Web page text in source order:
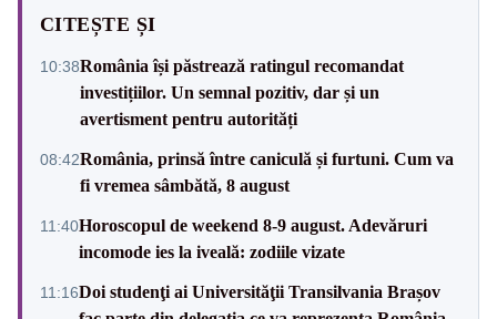
CITEȘTE ȘI
10:38România își păstrează ratingul recomandat
investițiilor. Un semnal pozitiv, dar și un
avertisment pentru autorități
08:42România, prinsă între caniculă și furtuni. Cum va
fi vremea sâmbătă, 8 august
11:40Horoscopul de weekend 8-9 august. Adevăruri
incomode ies la iveală: zodiile vizate
11:16Doi studenţi ai Universităţii Transilvania Brașov